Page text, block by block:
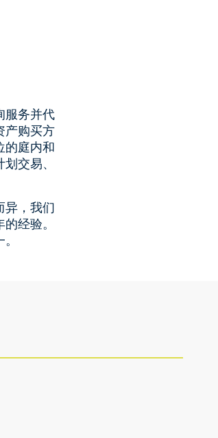
服务并代
产购买方
的庭内和
交易、
异，我们
经验。